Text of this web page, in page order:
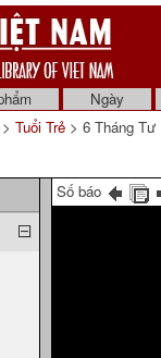
Ngày
> Tuổi Trẻ > 6 Tháng Tư
Số báo